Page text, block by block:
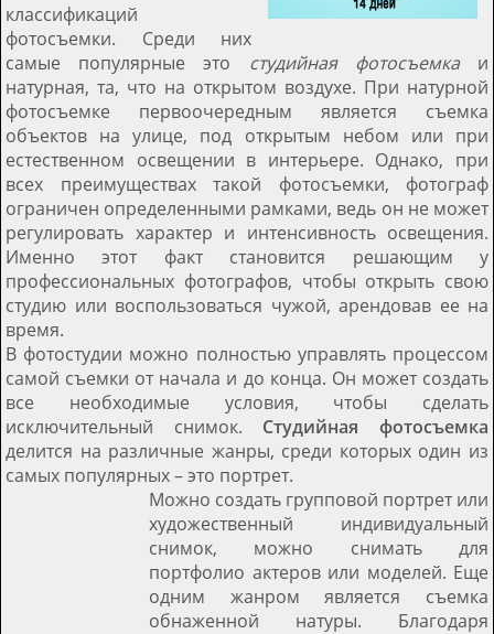
классификаций
фотосъемки. Среди них
самые популярные это студийная фотосъемкаи
натурная, та, что на открытом воздухе. При натурной
фотосъемке первоочередным является съемка
объектов на улице, под открытым небом или при
естественном освещении в интерьере. Однако, при
всех преимуществах такой фотосъемки, фотограф
ограничен определенными рамками, ведь он не может
регулировать характер и интенсивность освещения.
Именно этот факт становится решающим у
профессиональных фотографов, чтобы открыть свою
студию или воспользоваться чужой, арендовав ее на
время.
В фотостудии можно полностью управлять процессом
самой съемки от начала и до конца. Он может создать
все необходимые условия, чтобы сделать
исключительный снимок. Студийная фотосъемка
делится на различные жанры, среди которых один из
самых популярных – это портрет.
Можно создать групповой портрет или
художественный индивидуальный
снимок, можно снимать для
портфолио актеров или моделей. Еще
одним жанром является съемка
обнаженной натуры. Благодаря